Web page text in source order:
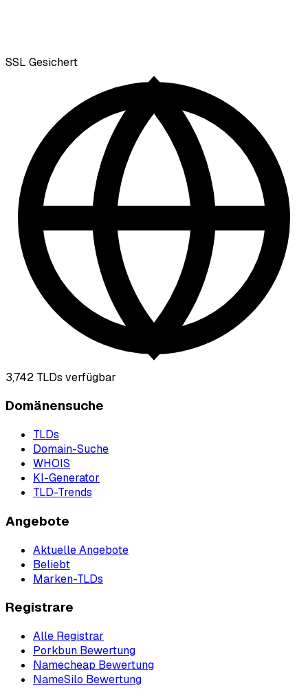
SSL Gesichert
3,742 TLDs verfügbar
Domänensuche
TLDs
Domain-Suche
WHOIS
KI-Generator
TLD-Trends
Angebote
Aktuelle Angebote
Beliebt
Marken-TLDs
Registrare
Alle Registrar
Porkbun Bewertung
Namecheap Bewertung
NameSilo Bewertung